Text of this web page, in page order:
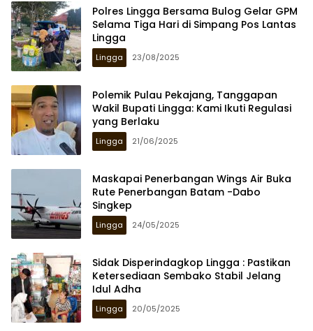
Polres Lingga Bersama Bulog Gelar GPM
Selama Tiga Hari di Simpang Pos Lantas
Lingga
Lingga 23/08/2025
Polemik Pulau Pekajang, Tanggapan
Wakil Bupati Lingga: Kami Ikuti Regulasi
yang Berlaku
Lingga 21/06/2025
Maskapai Penerbangan Wings Air Buka
Rute Penerbangan Batam -Dabo
Singkep
Lingga 24/05/2025
Sidak Disperindagkop Lingga : Pastikan
Ketersediaan Sembako Stabil Jelang
Idul Adha
Lingga 20/05/2025